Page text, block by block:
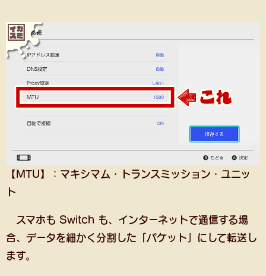
【MTU】：マキシマム・トランスミッション・ユニッ
ト
スマホも Switch も、インターネットで通信する場
合、データを細かく分割した「パケット」にして転送し
ます。